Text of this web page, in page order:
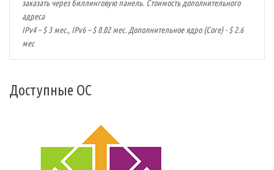
заказать через биллинговую панель. Стоимость дополнительного
адреса
IPv4 – $ 3 мес., IPv6 – $ 0.02 мес. Дополнительное ядро (Core) - $ 2.6
мес
Доступные ОС